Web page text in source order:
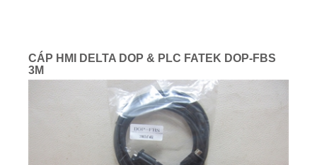
CÁP HMI DELTA DOP & PLC FATEK DOP-FBS
3M